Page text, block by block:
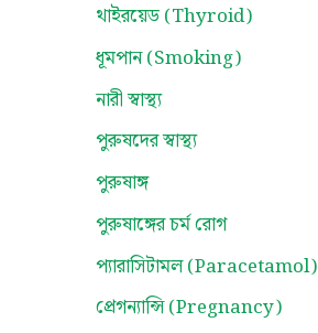
থাইরয়েড (Thyroid)
ধূমপান (Smoking)
নারী স্বাস্থ্য
পুরুষদের স্বাস্থ্য
পুরুষাঙ্গ
পুরুষাঙ্গের চর্ম রোগ
প্যারাসিটামল (Paracetamol)
প্রেগন্যান্সি (Pregnancy)